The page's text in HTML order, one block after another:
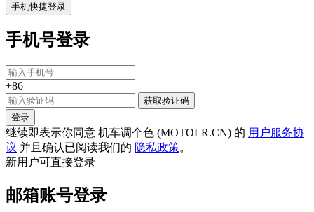
手机快捷登录
手机号登录
+86
获取验证码
登录
继续即表示你同意 机车调个色 (MOTOLR.CN) 的 用户服务协
议 并且确认已阅读我们的 隐私政策。
新用户可直接登录
邮箱账号登录